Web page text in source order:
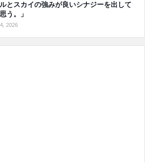
とスカイの強みが良いシナジーを出して
う。」
2026